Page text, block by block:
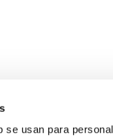
se usan para